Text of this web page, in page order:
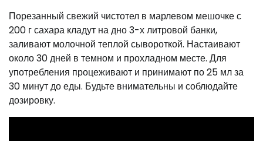
Порезанный свежий чистотел в марлевом мешочке с
200 г сахара кладут на дно 3-х литровой банки,
заливают молочной теплой сывороткой. Настаивают
около 30 дней в темном и прохладном месте. Для
употребления процеживают и принимают по 25 мл за
30 минут до еды. Будьте внимательны и соблюдайте
дозировку.